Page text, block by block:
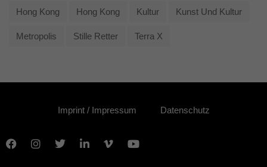
Hong Kong Hong Kong Kultur Kunst Und Kultur
Metropolis Stille Retter Terra X
Imprint / Impressum Datenschutz